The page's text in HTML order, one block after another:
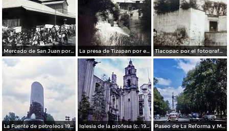
Mercado de San Juan por el fotografo Felix Miret La presa de Tizapan por el fotografo Fernando Kososky. ( Circulada el 22 de Diembre de 1910 ). Tlacopac por el fotografo Hugo Brehme.
La Fuente de petroleos 1950. Iglesia de la profesa (c. 1950) Paseo de La Reforma y Mto a La Independencia 1950